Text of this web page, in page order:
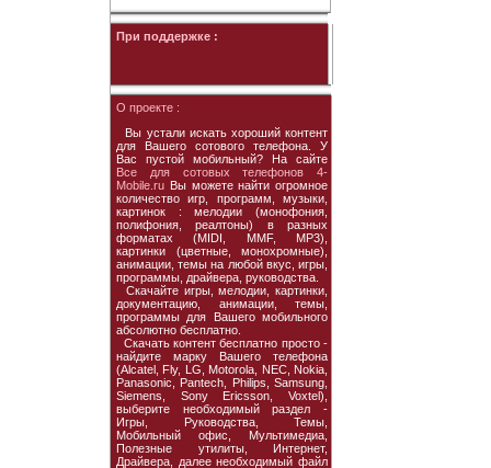
При поддержке :
О проекте :
Вы устали искать хороший контент
для Вашего сотового телефона. У
Вас пустой мобильный? На сайте
Все для сотовых телефонов 4-
Mobile.ru Вы можете найти огромное
количество игр, программ, музыки,
картинок : мелодии (монофония,
полифония, реалтоны) в разных
форматах (MIDI, MMF, MP3),
картинки (цветные, монохромные),
анимации, темы на любой вкус, игры,
программы, драйвера, руководства.
Скачайте игры, мелодии, картинки,
документацию, анимации, темы,
программы для Вашего мобильного
абсолютно бесплатно.
Скачать контент бесплатно просто -
найдите марку Вашего телефона
(Alcatel, Fly, LG, Motorola, NEC, Nokia,
Panasonic, Pantech, Philips, Samsung,
Siemens, Sony Ericsson, Voxtel),
выберите необходимый раздел -
Игры, Руководства, Темы,
Мобильный офис, Мультимедиа,
Полезные утилиты, Интернет,
Драйвера, далее необходимый файл